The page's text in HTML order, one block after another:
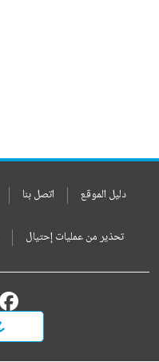
دليل الموقع اتصل بنا
تحذير من عمليات إحتيال